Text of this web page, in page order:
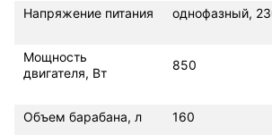
Напряжение питания однофазный,
Мощность
двигателя, Вт
850
Объем барабана, л 160